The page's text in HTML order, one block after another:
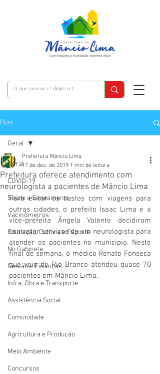
Post
Geral
COVID-19
Saúde e Saneamento
Vacinômetros
Educação, Cultura e Esporte
No Gabinete
Gestão e Finanças
Infra, Obra e Transporte
Assistência Social
Comunidade
Agricultura e Produção
Meio Ambiente
Concursos
Geral
Prefeitura oferece atendimento com
neurologista a pacientes de Mâncio Lima
Prefeitura Mâncio Lima
17 de dez. de 2019 1 min de leitura
Para evitar os custos com viagens para
outras cidades, o prefeito Isaac Lima e a
vice-prefeita Ângela Valente decidiram
contratar serviços de um neurologista para
atender os pacientes no município. Neste
final de semana, o médico Renato Fonseca
que veio de Rio Branco atendeu quase 70
pacientes em Mâncio Lima.